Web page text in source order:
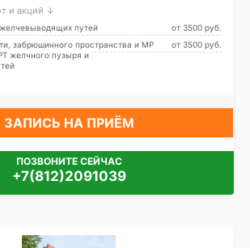
речка, Чкаловская, Беговая,
Зенит (ранее
Новокрестовская)
и акций ↓
путей
от 3500 pуб.
забрюшинного пространства и МР
желчного пузыря и
от 3500 pуб.
ЗАПИСЬ НА ПРИЁМ
ПОЗВОНИТЕ СЕЙЧАС
+7(812)2091039